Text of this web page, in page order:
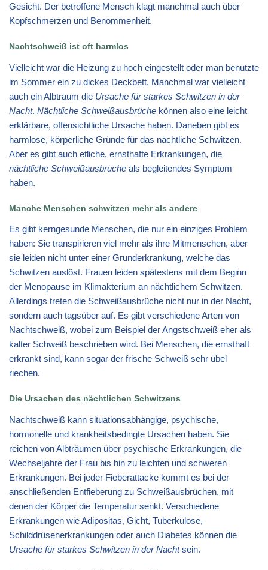
Gesicht. Der betroffene Mensch klagt manchmal auch über
Kopfschmerzen und Benommenheit.
Nachtschweiß ist oft harmlos
Vielleicht war die Heizung zu hoch eingestellt oder man benutzte
im Sommer ein zu dickes Deckbett. Manchmal war vielleicht
auch ein Albtraum die Ursache für starkes Schwitzen in der
Nacht. Nächtliche Schweißausbrüche können also eine leicht
erklärbare, offensichtliche Ursache haben. Daneben gibt es
harmlose, körperliche Gründe für das nächtliche Schwitzen.
Aber es gibt auch etliche, ernsthafte Erkrankungen, die
nächtliche Schweißausbrüche als begleitendes Symptom
haben.
Manche Menschen schwitzen mehr als andere
Es gibt kerngesunde Menschen, die nur ein einziges Problem
haben: Sie transpirieren viel mehr als ihre Mitmenschen, aber
sie leiden nicht unter einer Grunderkrankung, welche das
Schwitzen auslöst. Frauen leiden spätestens mit dem Beginn
der Menopause im Klimakterium an nächtlichem Schwitzen.
Allerdings treten die Schweißausbrüche nicht nur in der Nacht,
sondern auch tagsüber auf. Es gibt verschiedene Arten von
Nachtschweiß, wobei zum Beispiel der Angstschweiß eher als
kalter Schweiß beschrieben wird. Bei Menschen, die ernsthaft
erkrankt sind, kann sogar der frische Schweiß sehr übel
riechen.
Die Ursachen des nächtlichen Schwitzens
Nachtschweiß kann situationsabhängige, psychische,
hormonelle und krankheitsbedingte Ursachen haben. Sie
reichen von Albträumen über psychische Erkrankungen, die
Wechseljahre der Frau bis hin zu leichten und schweren
Erkrankungen. Bei jeder Fieberattacke kommt es bei der
anschließenden Entfieberung zu Schweißausbrüchen, mit
denen der Körper die Temperatur senkt. Verschiedene
Erkrankungen wie Adipositas, Gicht, Tuberkulose,
Schilddrüsenerkrankungen oder auch Diabetes können die
Ursache für starkes Schwitzen in der Nachtsein.